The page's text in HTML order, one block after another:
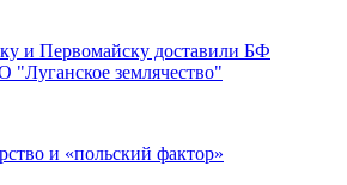
и Первомайску доставили БФ
землячество"
и «польский фактор»